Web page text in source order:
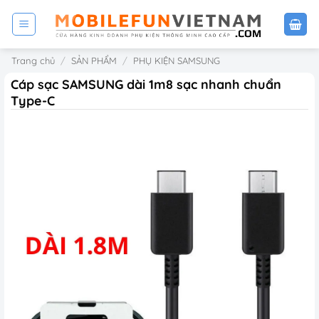
dungTrang chủ / SẢN PHẨM / PHỤ KIỆN SAMSUNG
Cáp sạc SAMSUNG dài 1m8 sạc nhanh chuẩn
Type-C